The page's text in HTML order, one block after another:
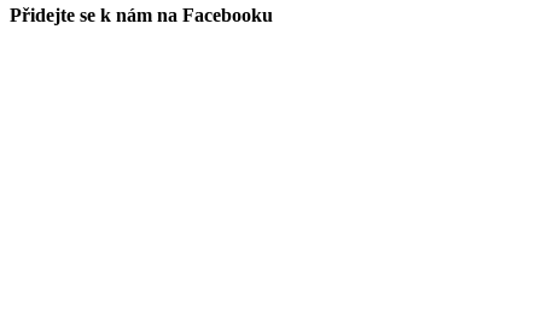
Přidejte se k nám na Facebooku